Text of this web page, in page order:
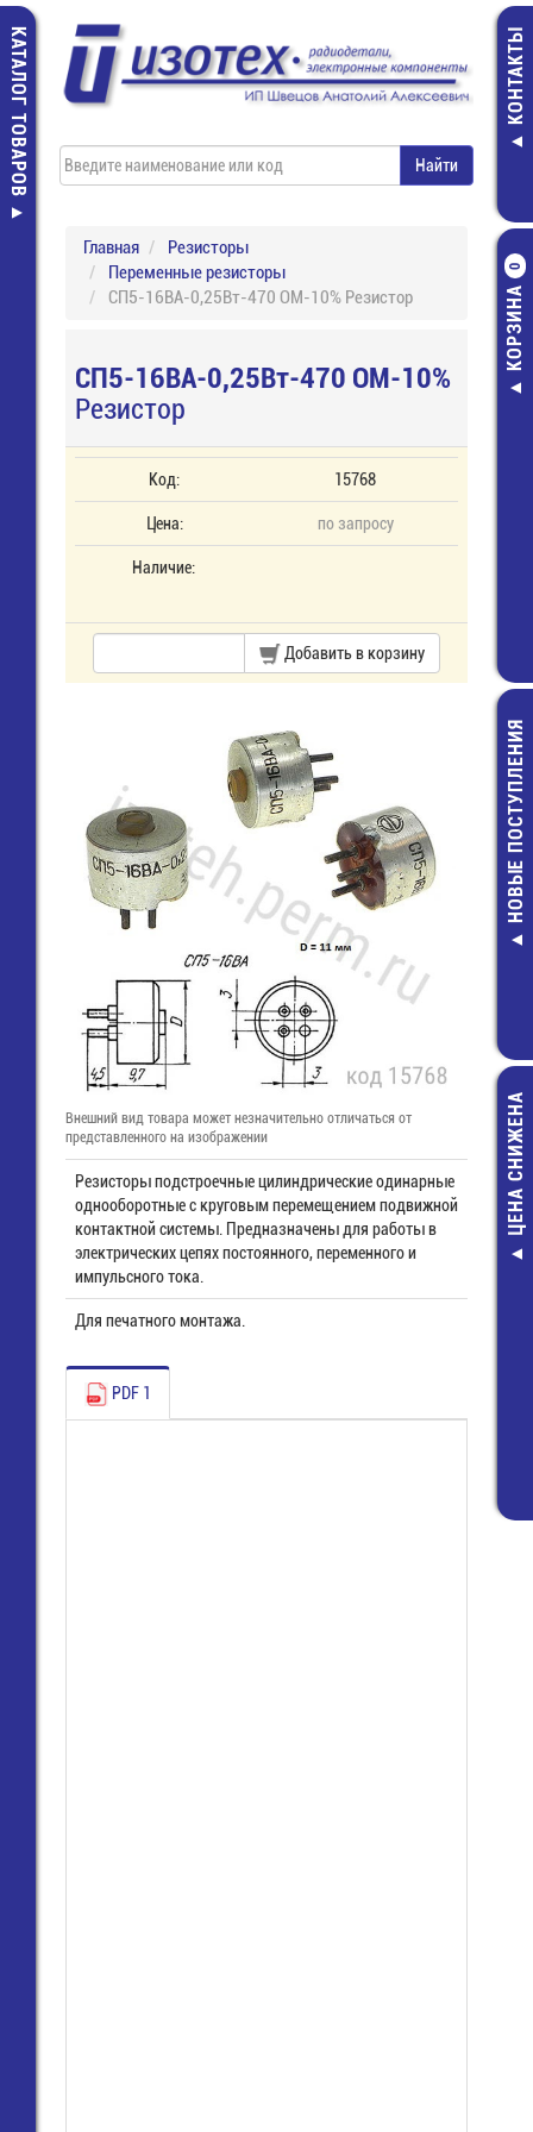
КАТАЛОГ ТОВАРОВ КОНТАКТЫ
КОРЗИНА
0
E/ 6F22
Элемент
75,00 руб.
НОВЫЕ ПОСТУПЛЕНИЯ
ЦЕНА СНИЖЕНА
Главная
Резисторы
Переменные резисторы
СП5-16ВА-0,25Вт-470 ОМ-10% Резистор
СП5-16ВА-0,25Вт-470 ОМ-10%
Резистор
Код: 15768
Цена: по запросу
Наличие:
Добавить в корзину
Внешний вид товара может незначительно отличаться от
представленного на изображении
Резисторы подстроечные цилиндрические одинарные
однооборотные с круговым перемещением подвижной
контактной системы. Предназначены для работы в
электрических цепях постоянного, переменного и
импульсного тока.
Для печатного монтажа.
PDF 1